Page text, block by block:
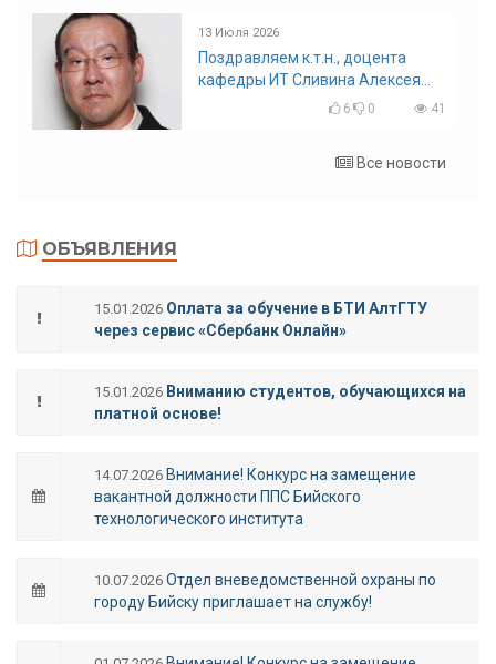
13 Июля 2026
Поздравляем к.т.н., доцента
кафедры ИТ Сливина Алексея
Николаевича с юбилеем!
6 0 41
Все новости
ОБЪЯВЛЕНИЯ
15.01.2026 Оплата за обучение в БТИ АлтГТУ
через сервис «Сбербанк Онлайн»
15.01.2026 Вниманию студентов, обучающихся на
платной основе!
14.07.2026 Внимание! Конкурс на замещение
вакантной должности ППС Бийского
технологического института
10.07.2026 Отдел вневедомственной охраны по
городу Бийску приглашает на службу!